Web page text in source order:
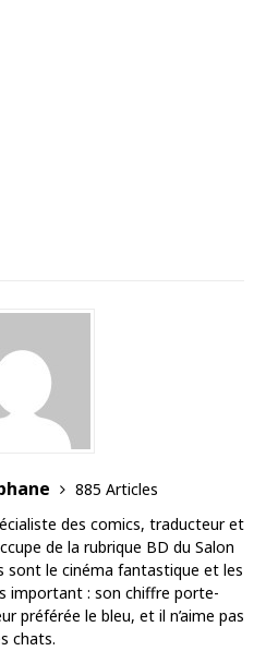
885 Articles
des comics, traducteur et
de la rubrique BD du Salon
sont le cinéma fantastique et les
important : son chiffre porte-
préférée le bleu, et il n’aime pas
chats.